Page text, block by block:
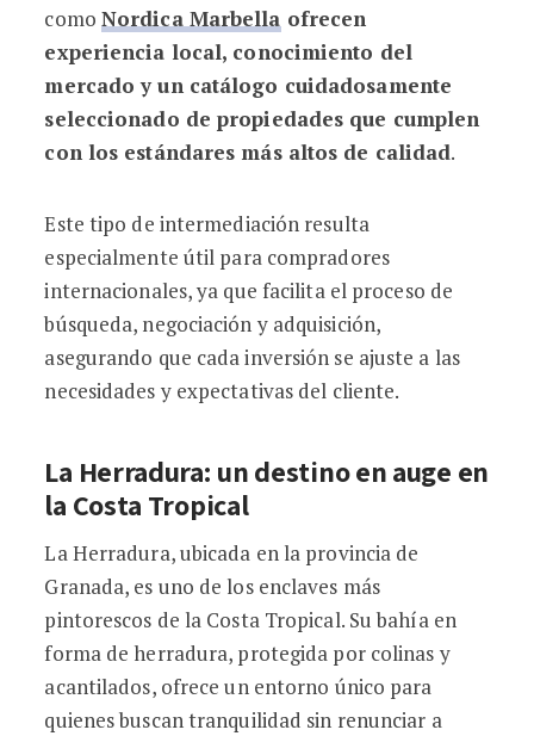
como Nordica Marbella ofrecen
experiencia local, conocimiento del
mercado y un catálogo cuidadosamente
seleccionado de propiedades que cumplen
con los estándares más altos de calidad.
Este tipo de intermediación resulta
especialmente útil para compradores
internacionales, ya que facilita el proceso de
búsqueda, negociación y adquisición,
asegurando que cada inversión se ajuste a las
necesidades y expectativas del cliente.
La Herradura: un destino en auge en
la Costa Tropical
La Herradura, ubicada en la provincia de
Granada, es uno de los enclaves más
pintorescos de la Costa Tropical. Su bahía en
forma de herradura, protegida por colinas y
acantilados, ofrece un entorno único para
quienes buscan tranquilidad sin renunciar a